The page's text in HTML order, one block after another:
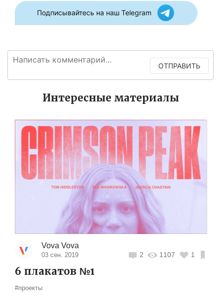
Подписывайтесь на наш Telegram
ОТПРАВИТЬ
Интересные материалы
Vova Vova
03 сен. 2019 2 1107 1
6 плакатов №1
#проекты